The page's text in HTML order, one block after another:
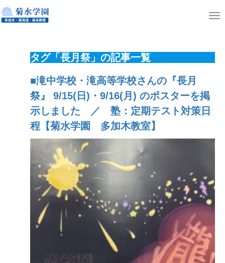
T
t
ホーム ニュース
タグ「長月祭」の記事一覧
■滝中学校・滝高等学校さんの『長月
祭』 9/15(日)・9/16(月) のポスターを掲
示しました ／ 塾：定期テスト対策日
程【菊水学園 多加木教室】